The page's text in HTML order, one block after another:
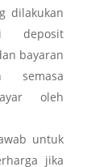
dilakukan
deposit
bayaran
semasa
oleh
untuk
jika